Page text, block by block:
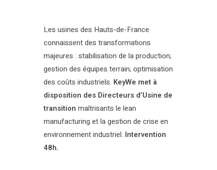
Les usines des Hauts-de-France
connaissent des transformations
majeures : stabilisation de la production;
gestion des équipes terrain; optimisation
des coûts industriels. KeyWe met à
disposition des Directeurs d’Usine de
transition maîtrisants le lean
manufacturing et la gestion de crise en
environnement industriel. Intervention
48h.